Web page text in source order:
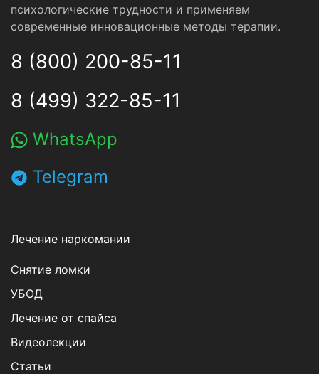
психологические трудности и применяем
современные инновационные методы терапии.
8 (800) 200-85-11
8 (499) 322-85-11
WhatsApp
Telegram
Лечение наркомании
Снятие ломки
УБОД
Лечение от спайса
Видеолекции
Статьи